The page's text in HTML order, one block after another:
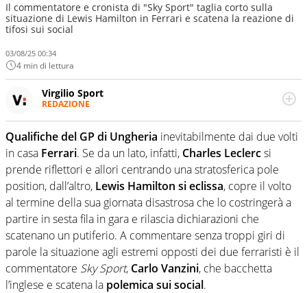
Il commentatore e cronista di "Sky Sport" taglia corto sulla
situazione di Lewis Hamilton in Ferrari e scatena la reazione di
tifosi sui social
03/08/25 00:34
4 min di lettura
Virgilio Sport
REDAZIONE
appassionato su tutto il mondo dello sport. Calcio,
calciomercato, F1, Motomondiale ma anche tennis,
volley, basket: su Virgilio Sport i tifosi e gli appassionati
sanno che troveranno sempre copertura completa e
zero faziosità. La squadra di Virgilio Sport è formata da
giornalisti ed esperti di sport abili sia nel gioco di
rimessa quando intercettano le notizie e le rilanciano
verso la rete, sia nella costruzione dal basso quando
creano contenuti 100% originali ed esclusivi.
Qualifiche del GP di Ungheria inevitabilmente dai due volti
in casa Ferrari. Se da un lato, infatti, Charles Leclercsi
prende riflettori e allori centrando una stratosferica pole
position, dall’altro, Lewis Hamilton si eclissa, copre il volto
al termine della sua giornata disastrosa che lo costringerà a
partire in sesta fila in gara e rilascia dichiarazioni che
scatenano un putiferio. A commentare senza troppi giri di
parole la situazione agli estremi opposti dei due ferraristi è il
commentatore Sky Sport, Carlo Vanzini, che bacchetta
l’inglese e scatena la polemica sui social.